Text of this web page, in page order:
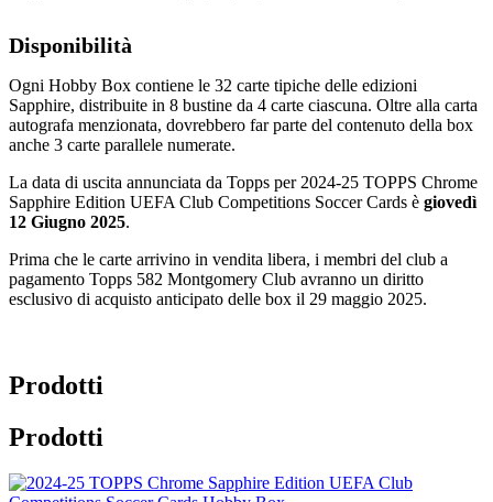
Disponibilità
Ogni Hobby Box contiene le 32 carte tipiche delle edizioni
Sapphire, distribuite in 8 bustine da 4 carte ciascuna. Oltre alla carta
autografa menzionata, dovrebbero far parte del contenuto della box
anche 3 carte parallele numerate.
La data di uscita annunciata da Topps per 2024-25 TOPPS Chrome
Sapphire Edition UEFA Club Competitions Soccer Cards è giovedì
12 Giugno 2025.
Prima che le carte arrivino in vendita libera, i membri del club a
pagamento Topps 582 Montgomery Club avranno un diritto
esclusivo di acquisto anticipato delle box il 29 maggio 2025.
Prodotti
Prodotti